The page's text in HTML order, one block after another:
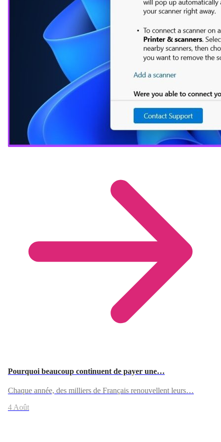
Pourquoi beaucoup continuent de payer une…
Chaque année, des milliers de Français renouvellent leurs…
4 Août